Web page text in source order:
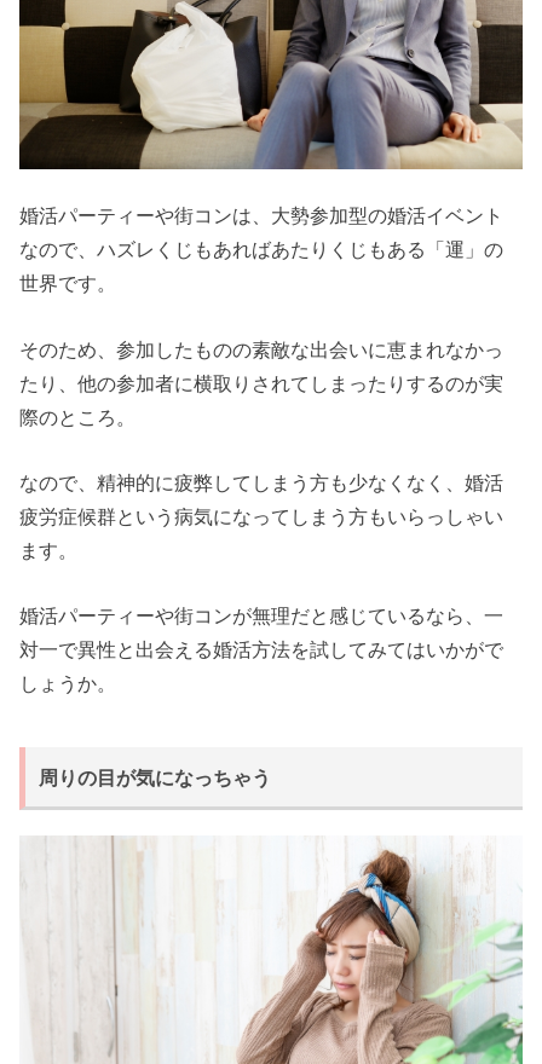
婚活パーティーや街コンは、大勢参加型の婚活イベント
なので、ハズレくじもあればあたりくじもある「運」の
世界です。
そのため、参加したものの素敵な出会いに恵まれなかっ
たり、他の参加者に横取りされてしまったりするのが実
際のところ。
なので、精神的に疲弊してしまう方も少なくなく、婚活
疲労症候群という病気になってしまう方もいらっしゃい
ます。
婚活パーティーや街コンが無理だと感じているなら、一
対一で異性と出会える婚活方法を試してみてはいかがで
しょうか。
周りの目が気になっちゃう